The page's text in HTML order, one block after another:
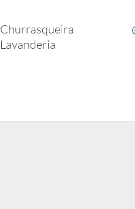
Churrasqueira
Lavanderia